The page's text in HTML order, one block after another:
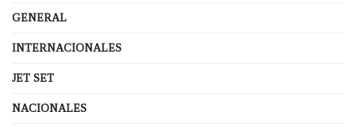
GENERAL
INTERNACIONALES
JET SET
NACIONALES